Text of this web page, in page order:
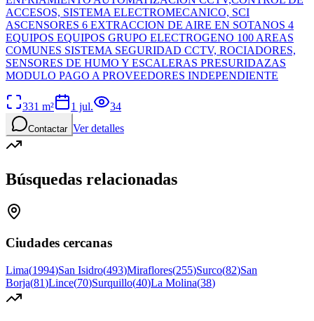
ACCESOS, SISTEMA ELECTROMECANICO, SCI
ASCENSORES 6 EXTRACCION DE AIRE EN SOTANOS 4
EQUIPOS EQUIPOS GRUPO ELECTROGENO 100 AREAS
COMUNES SISTEMA SEGURIDAD CCTV, ROCIADORES,
SENSORES DE HUMO Y ESCALERAS PRESURIDAZAS
MODULO PAGO A PROVEEDORES INDEPENDIENTE
331 m² 1 jul. 34
Contactar Ver detalles
Búsquedas relacionadas
Ciudades cercanas
Lima(1994)San Isidro(493)Miraflores(255)Surco(82)San
Borja(81)Lince(70)Surquillo(40)La Molina(38)